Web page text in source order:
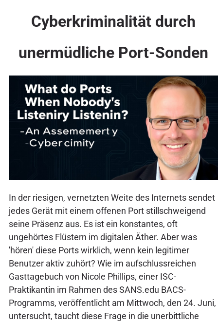
Cyberkriminalität durch
unermüdliche Port-Sonden
In der riesigen, vernetzten Weite des Internets sendet
jedes Gerät mit einem offenen Port stillschweigend
seine Präsenz aus. Es ist ein konstantes, oft
ungehörtes Flüstern im digitalen Äther. Aber was
'hören' diese Ports wirklich, wenn kein legitimer
Benutzer aktiv zuhört? Wie im aufschlussreichen
Gasttagebuch von Nicole Phillips, einer ISC-
Praktikantin im Rahmen des SANS.edu BACS-
Programms, veröffentlicht am Mittwoch, den 24. Juni,
untersucht, taucht diese Frage in die unerbittliche